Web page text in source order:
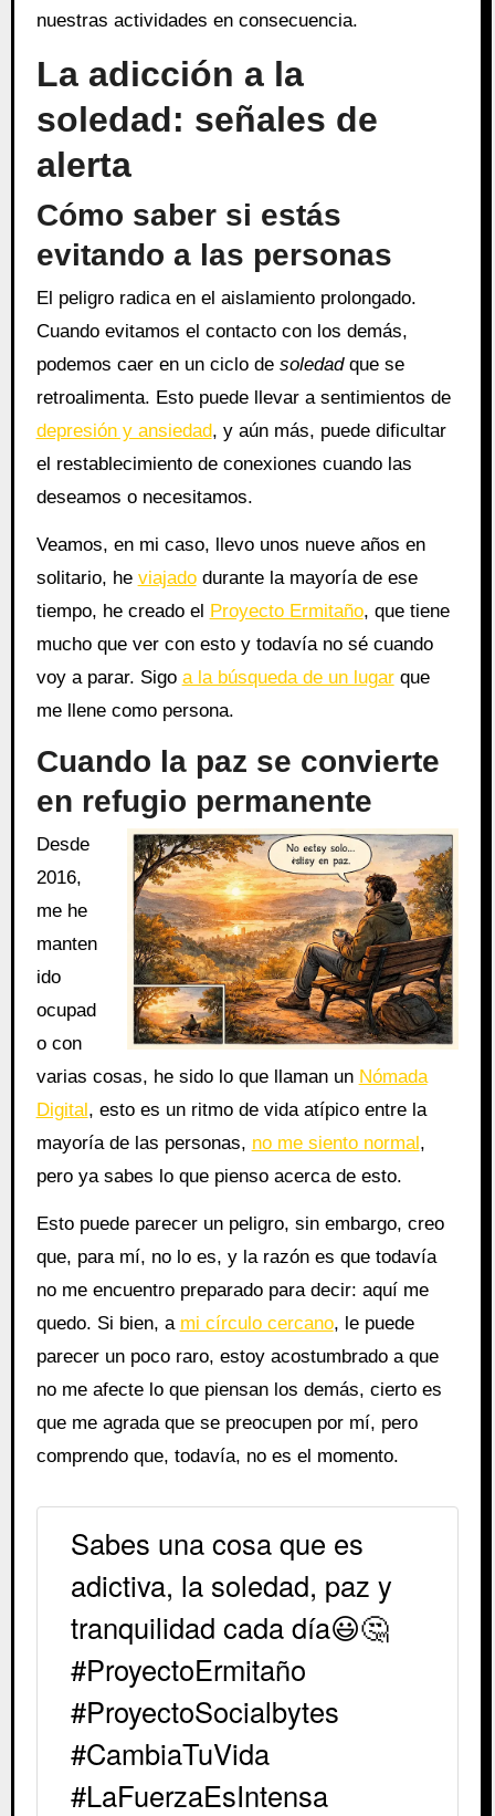
nuestras actividades en consecuencia.
La adicción a la
soledad: señales de
alerta
Cómo saber si estás
evitando a las personas
El peligro radica en el aislamiento prolongado.
Cuando evitamos el contacto con los demás,
podemos caer en un ciclo de soledadque se
retroalimenta. Esto puede llevar a sentimientos de
depresión y ansiedad, y aún más, puede dificultar
el restablecimiento de conexiones cuando las
deseamos o necesitamos.
Veamos, en mi caso, llevo unos nueve años en
solitario, he viajadodurante la mayoría de ese
tiempo, he creado el Proyecto Ermitaño, que tiene
mucho que ver con esto y todavía no sé cuando
voy a parar. Sigo a la búsqueda de un lugarque
me llene como persona.
Cuando la paz se convierte
en refugio permanente
Desde
2016,
me he
manten
ido
ocupad
o con
varias cosas, he sido lo que llaman un Nómada
Digital, esto es un ritmo de vida atípico entre la
mayoría de las personas, no me siento normal,
pero ya sabes lo que pienso acerca de esto.
Esto puede parecer un peligro, sin embargo, creo
que, para mí, no lo es, y la razón es que todavía
no me encuentro preparado para decir: aquí me
quedo. Si bien, a mi círculo cercano, le puede
parecer un poco raro, estoy acostumbrado a que
no me afecte lo que piensan los demás, cierto es
que me agrada que se preocupen por mí, pero
comprendo que, todavía, no es el momento.
Sabes una cosa que es
adictiva, la soledad, paz y
tranquilidad cada día😃🤔
#ProyectoErmitaño
#ProyectoSocialbytes
#CambiaTuVida
#LaFuerzaEsIntensa